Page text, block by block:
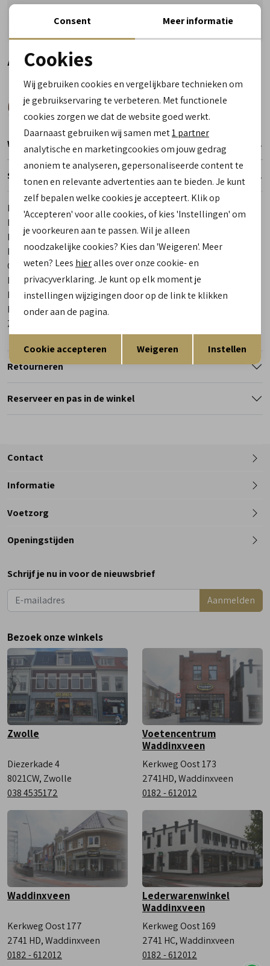
Gratis verzending vanaf €50,- (uitgezonderd sale)
Reserveer- en passervice in de winkel!
Alternatieve kleuren
Winkelvoorraad
Specificaties
Merk
Magnanni
Leveranciercode
24445 528 Bowei Deport Azul
Bestelcode
00027372-80
Los voetbed
Ja
Categorie
Sneakers | veterschoenen
Kleur
Blauw
Materiaal buitenkant
Leer
Materiaal binnenkant
Zool
Retourneren
Reserveer en pas in de winkel
Contact
Telefoon
Informatie
Voetzorg
Openingstijden
Dinsdag
Woensdag
9:00 - 18:00
Vrijdag
Zaterdag
9:00 - 17:00
Schrijf je nu in voor de nieuwsbrief
Aanmelden
Bezoek onze winkels
Zwolle
Diezerkade 4
8021CW, Zwolle
038 4535172
Voetencentrum
Waddinxveen
Kerkweg Oost 173
2741HD, Waddinxveen
0182 - 612012
Waddinxveen
Kerkweg Oost 177
2741 HD, Waddinxveen
0182 - 612012
Lederwarenwinkel
Waddinxveen
Kerkweg Oost 169
2741 HC, Waddinxveen
0182 - 612012
Noodzakelijke cookies
Analytische cookies
Marketing cookies
Terug Opslaan
Consent Meer informatie
Cookies
Wij gebruiken cookies en vergelijkbare technieken om
je gebruikservaring te verbeteren. Met functionele
cookies zorgen we dat de website goed werkt.
Daarnaast gebruiken wij samen met1 partner
analytische en marketingcookies om jouw gedrag
anoniem te analyseren, gepersonaliseerde content te
tonen en relevante advertenties aan te bieden. Je kunt
zelf bepalen welke cookies je accepteert. Klik op
'Accepteren' voor alle cookies, of kies 'Instellingen' om
je voorkeuren aan te passen. Wil je alleen
noodzakelijke cookies? Kies dan 'Weigeren'. Meer
weten? Lees hieralles over onze cookie- en
privacyverklaring. Je kunt op elk moment je
instellingen wijzigingen door op de link te klikken
onder aan de pagina.
Cookie accepteren Weigeren Instellen